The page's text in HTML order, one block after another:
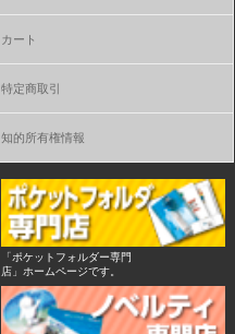
カート
特定商取引
知的所有権情報
「ポケットフォルダー専門
店」ホームページです。